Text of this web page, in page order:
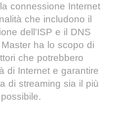
connessione Internet
che includono il
dell'ISP e il DNS
ha lo scopo di
che potrebbero
di Internet e garantire
di streaming sia il più